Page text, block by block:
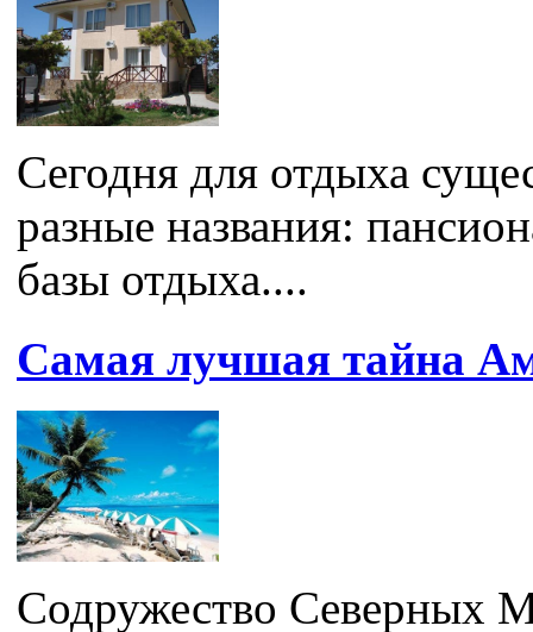
Сегодня для отдыха
разные названия:
базы отдыха....
Самая лучшая тайна
Содружество Северных